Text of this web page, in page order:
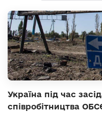
Україна під час
співробітництва